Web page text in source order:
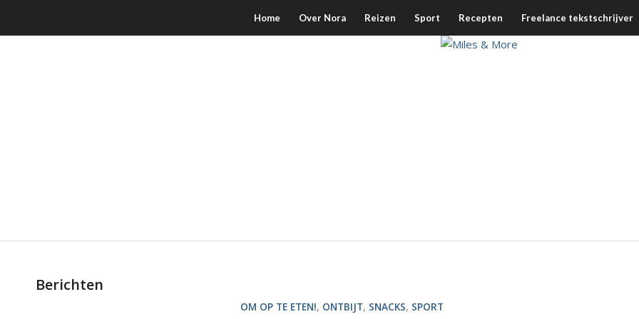
Home Over Nora Reizen Sport Recepten Freelance tekstschrijver
Berichten
OM OP TE ETEN!, ONTBIJT, SNACKS, SPORT